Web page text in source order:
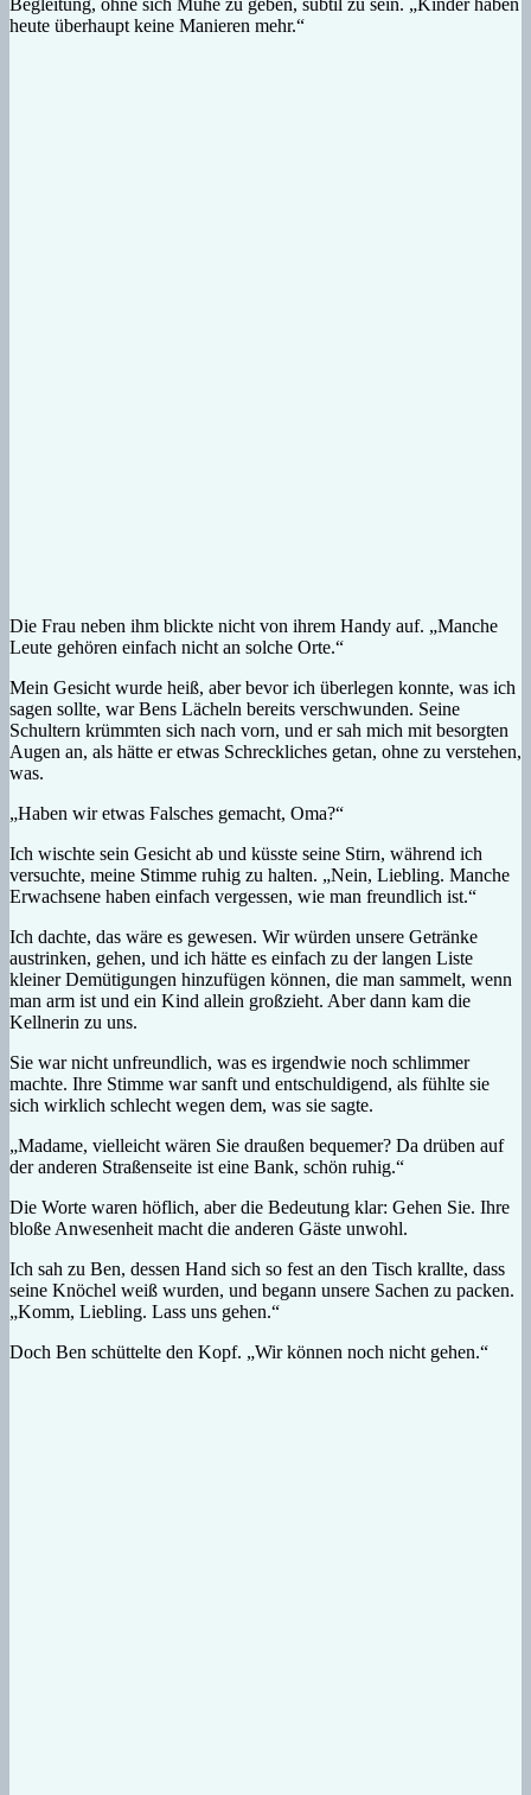
heute überhaupt keine Manieren mehr.“
Die Frau neben ihm blickte nicht von ihrem Handy auf. „Manche
Leute gehören einfach nicht an solche Orte.“
Mein Gesicht wurde heiß, aber bevor ich überlegen konnte, was ich
sagen sollte, war Bens Lächeln bereits verschwunden. Seine
Schultern krümmten sich nach vorn, und er sah mich mit besorgten
Augen an, als hätte er etwas Schreckliches getan, ohne zu verstehen,
was.
„Haben wir etwas Falsches gemacht, Oma?“
Ich wischte sein Gesicht ab und küsste seine Stirn, während ich
versuchte, meine Stimme ruhig zu halten. „Nein, Liebling. Manche
Erwachsene haben einfach vergessen, wie man freundlich ist.“
Ich dachte, das wäre es gewesen. Wir würden unsere Getränke
austrinken, gehen, und ich hätte es einfach zu der langen Liste
kleiner Demütigungen hinzufügen können, die man sammelt, wenn
man arm ist und ein Kind allein großzieht. Aber dann kam die
Kellnerin zu uns.
Sie war nicht unfreundlich, was es irgendwie noch schlimmer
machte. Ihre Stimme war sanft und entschuldigend, als fühlte sie
sich wirklich schlecht wegen dem, was sie sagte.
„Madame, vielleicht wären Sie draußen bequemer? Da drüben auf
der anderen Straßenseite ist eine Bank, schön ruhig.“
Die Worte waren höflich, aber die Bedeutung klar: Gehen Sie. Ihre
bloße Anwesenheit macht die anderen Gäste unwohl.
Ich sah zu Ben, dessen Hand sich so fest an den Tisch krallte, dass
seine Knöchel weiß wurden, und begann unsere Sachen zu packen.
„Komm, Liebling. Lass uns gehen.“
Doch Ben schüttelte den Kopf. „Wir können noch nicht gehen.“